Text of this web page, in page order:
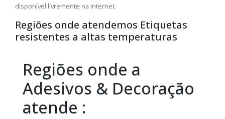
disponível livremente na internet.
Regiões onde atendemos Etiquetas
resistentes a altas temperaturas
Regiões onde a
Adesivos & Decoração
atende :